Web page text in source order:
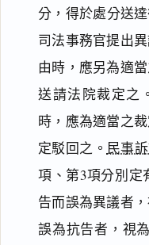
分，得於處分送
司法事務官提出
由時，應另為適
送請法院裁定之
時，應為適當之
定駁回之。 民事
項、第3項分別定
告而誤為異議者
誤為抗告者，視